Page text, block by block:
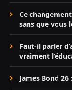
Ce
sans que vous
Faut-il parler
vraiment
James Bond